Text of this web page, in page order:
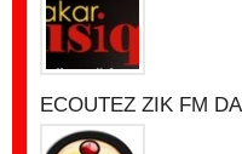
ECOUTEZ ZIK FM